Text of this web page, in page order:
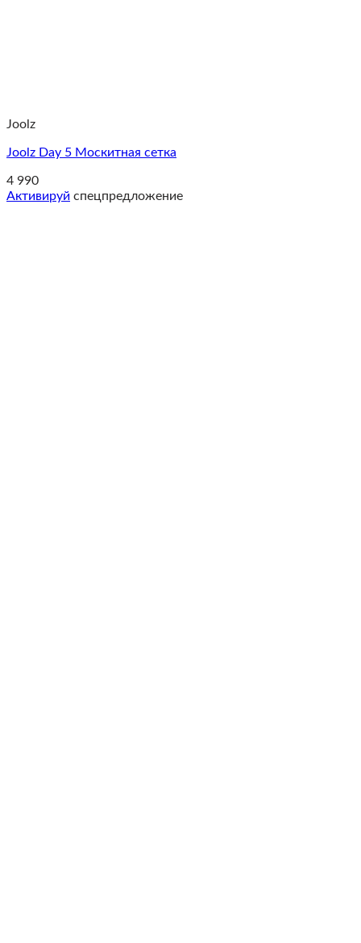
Joolz
Joolz Day 5 Москитная сетка
4 990
Активируй спецпредложение